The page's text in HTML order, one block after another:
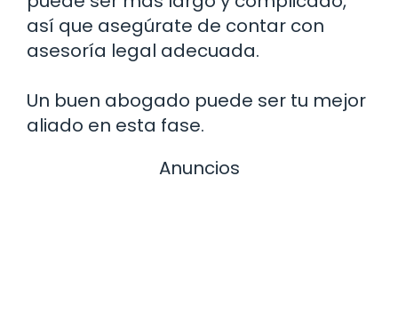
así que asegúrate de contar con
asesoría legal adecuada.
Un buen abogado puede ser tu mejor
aliado en esta fase.
Anuncios